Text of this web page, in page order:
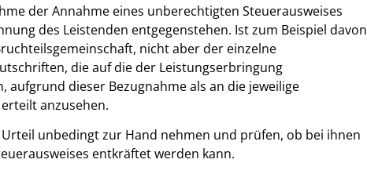
der Annahme eines unberechtigten Steuerausweises
des Leistenden entgegenstehen. Ist zum Beispiel davon
nicht aber der einzelne
die auf die der Leistungserbringung
aufgrund dieser Bezugnahme als an die jeweilige
anzusehen.
unbedingt zur Hand nehmen und prüfen, ob bei ihnen
entkräftet werden kann.